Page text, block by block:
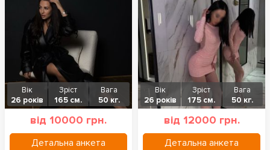
Вік
26 років
Зріст
165 см.
Вага
50 кг.
від 10000 грн.
Детальна анкета
Вік
26 років
Зріст
175 см.
Вага
50 кг.
від 12000 грн.
Детальна анкета